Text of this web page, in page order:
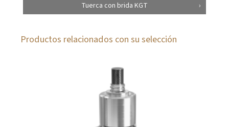
Tuerca con brida KGT
Productos relacionados con su selección